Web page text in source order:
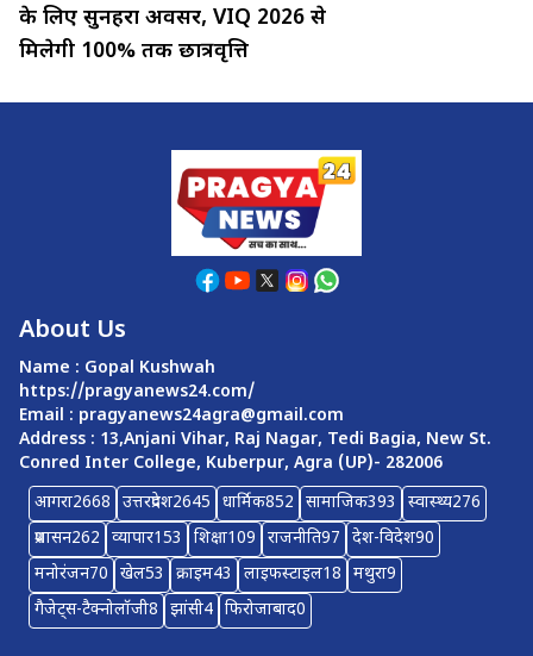
के लिए सुनहरा अवसर, VIQ 2026 से
मिलेगी 100% तक छात्रवृत्ति
About Us
Name : Gopal Kushwah
https://pragyanews24.com/
Email : pragyanews24agra@gmail.com
Address : 13,Anjani Vihar, Raj Nagar, Tedi Bagia, New St.
Conred Inter College, Kuberpur, Agra (UP)- 282006
आगरा2668 उत्तरप्रदेश2645 धार्मिक852 सामाजिक393 स्वास्थ्य276
प्रशासन262 व्यापार153 शिक्षा109 राजनीति97 देश-विदेश90
मनोरंजन70 खेल53 क्राइम43 लाइफस्टाइल18 मथुरा9
गैजेट्स-टैक्नोलॉजी8 झांसी4 फिरोजाबाद0